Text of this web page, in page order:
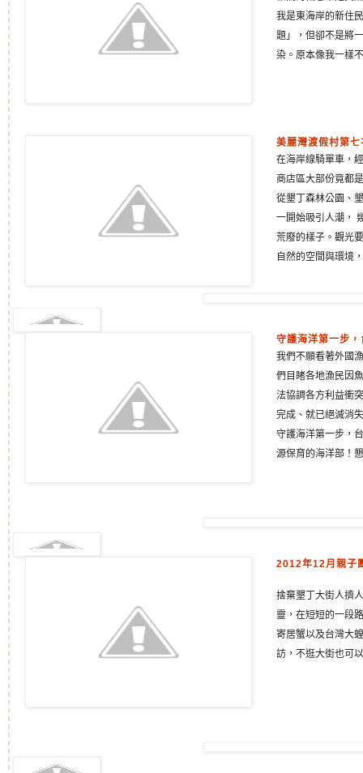
我是東海岸的新住
題」，但卻不是將
染。原本像我一樣
美麗灣渡假村第
在海岸線騎單車，
商店區大部份竟都
從墾丁森林公園、
一開始吸引人潮，
荒廢的樣子。觀光
自然的空間與環境
守護海洋第一步
我們不願看著外國
們目睹各地漁民因
法協調各方利益衝
完成、就已絕滅消
守護海洋第一步，
源保育的海洋部！
2012年12月親子
捨棄墾丁大街人擠
靈，在短短的一段
寄居蟹以及台灣大
訪，不逛大街也可